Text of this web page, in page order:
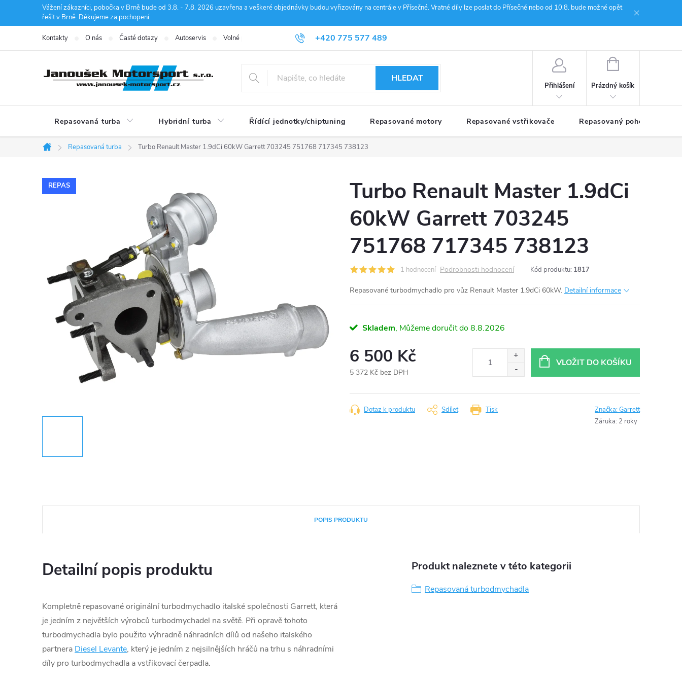
Vážení zákazníci, pobočka v Brně bude od 3.8. - 7.8. 2026 uzavřena a veškeré objednávky budou vyřizovány na centrále v Přísečné. Vratné díly lze poslat do Přísečné nebo od 10.8. bude možné opět
řešit v Brně. Děkujeme za pochopení.
+420 775 577 489
info@janousek-motorsport.cz
Kontakty O nás Časté dotazy Autoservis Volné pozice Obchodní podmínky Reklamace
HLEDAT
Přihlášení
NÁKUPNÍ
Prázdný košík
Repasovaná turba Hybridní turba Řídící jednotky/chiptuning Repasované motory Repasované vstřikovače Repasovaný pohon TDM
Domů
Repasovaná turba Turbo Renault Master 1.9dCi 60kW Garrett 703245 751768 717345 738123
REPAS
Turbo Renault Master 1.9dCi
60kW Garrett 703245
751768 717345 738123
1 hodnocení Podrobnosti hodnocení Kód produktu: 1817
Repasované turbodmychadlo pro vůz Renault Master 1.9dCi 60kW. Detailní informace
Skladem 8.8.2026
6 500 Kč
5 372 Kč bez DPH
cena:
VLOŽIT DO KOŠÍKU
Tisk
Dotaz k produktu Sdílet Značka:Garrett
Záruka: 2 roky
POPIS PRODUKTU
Detailní popis produktu
Kompletně repasované originální turbodmychadlo italské společnosti Garrett, která
je jedním z největších výrobců turbodmychadel na světě. Při opravě tohoto
turbodmychadla bylo použito výhradně náhradních dílů od našeho italského
partnera Diesel Levante, který je jedním z nejsilnějších hráčů na trhu s náhradními
díly pro turbodmychadla a vstřikovací čerpadla.
Produkt naleznete v této kategorii
Repasovaná turbodmychadla